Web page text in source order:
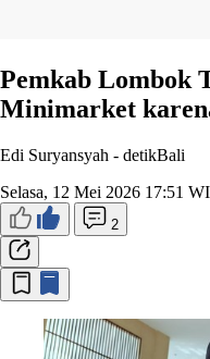
Pemkab Lombok
Minimarket
Edi Suryansyah - detikBali
Selasa, 12 Mei 2026 17:51
2